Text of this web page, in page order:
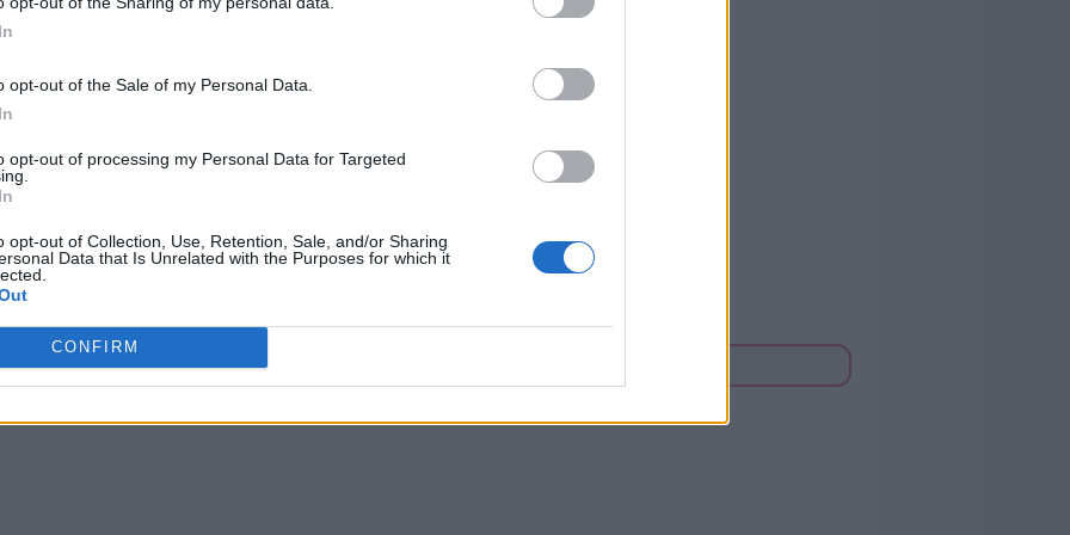
opt-out of the Sale of my Personal Data.
opt-out of processing my Personal Data for Targeted
opt-out of Collection, Use, Retention, Sale, and/or Sharing
Data that Is Unrelated with the Purposes for which it
CONFIRM
TÊTE EN BOIS 3D - Comparatif 2024
26